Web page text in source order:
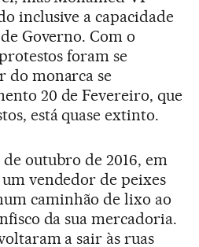
inclusive a capacidade
Governo. Com o
foram se
do monarca se
20 de Fevereiro, que
está quase extinto.
outubro de 2016, em
vendedor de peixes
caminhão de lixo ao
da sua mercadoria.
a sair às ruas